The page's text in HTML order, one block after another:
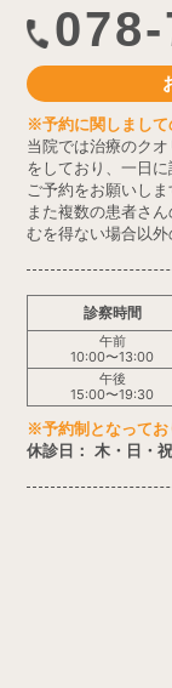
※予約に関しまして
当院では治療のク
をしており、一日
ご予約をお願いしま
また複数の患者さ
むを得ない場合以外
診察時間
午前
10:00〜13:00
午後
15:00〜19:30
※予約制となってお
休診日： 木・日・